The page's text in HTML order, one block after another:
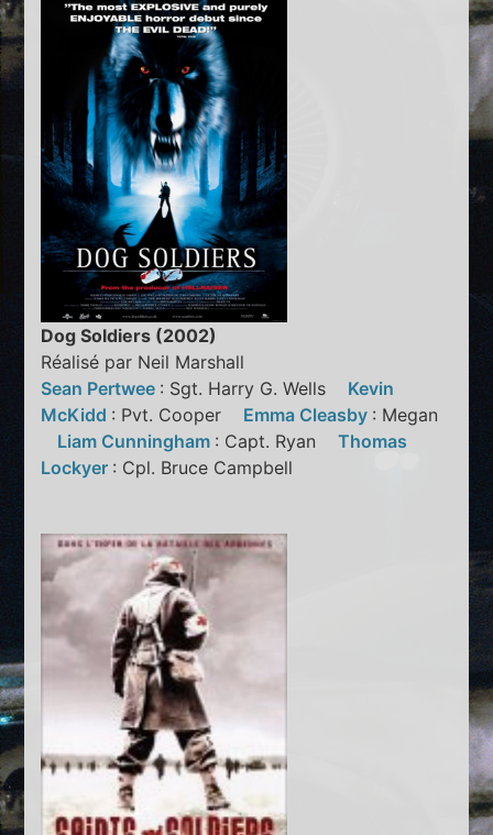
Dog Soldiers (2002)
Réalisé par Neil Marshall
Sean Pertwee : Sgt. Harry G. Wells Kevin
McKidd : Pvt. Cooper Emma Cleasby : Megan
Liam Cunningham : Capt. RyanThomas
Lockyer : Cpl. Bruce Campbell